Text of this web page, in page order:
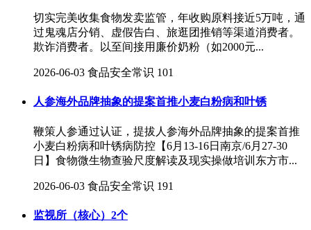
切实完美收集食物发卖监管，年收购原料接近5万吨，通
过鬼魂店分销、虚假告白、旅逛团推销等渠道消费者。
欺诈消费者。以至间接用廉价奶粉（如2000元...
2026-06-03 食品安全常识 101
人参海外品牌抽象的提案首推小麦白粉病和叶锈
鞭策人参通过认证，提拔人参海外品牌抽象的提案首推
小麦白粉病和叶锈病防控【6月13-16日南京/6月27-30
日】食物微生物查验尺度解读及现实操做培训东方市...
2026-06-03 食品安全常识 191
监视所（核心）2个